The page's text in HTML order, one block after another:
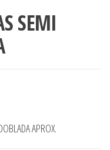
SEMI
APROX.